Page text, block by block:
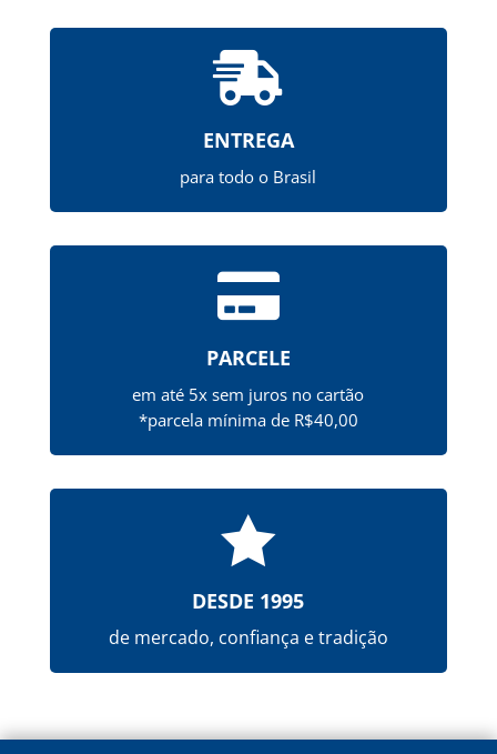

ENTREGA
para todo o Brasil

PARCELE
em até 5x sem juros no cartão
*parcela mínima de R$40,00

DESDE 1995
de mercado, confiança e tradição